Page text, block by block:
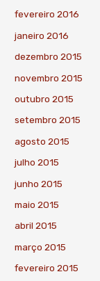
fevereiro 2016
janeiro 2016
dezembro 2015
novembro 2015
outubro 2015
setembro 2015
agosto 2015
julho 2015
junho 2015
maio 2015
abril 2015
março 2015
fevereiro 2015